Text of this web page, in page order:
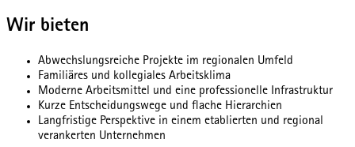
Wir bieten
Abwechslungsreiche Projekte im regionalen Umfeld
Familiäres und kollegiales Arbeitsklima
Moderne Arbeitsmittel und eine professionelle Infrastruktur
Kurze Entscheidungswege und flache Hierarchien
Langfristige Perspektive in einem etablierten und regional
verankerten Unternehmen